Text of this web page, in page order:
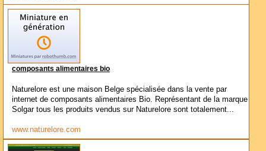
composants alimentaires bio
Naturelore est une maison Belge spécialisée dans la vente par
internet de composants alimentaires Bio. Représentant de la marque
Solgar tous les produits vendus sur Naturelore sont totalement...
www.naturelore.com